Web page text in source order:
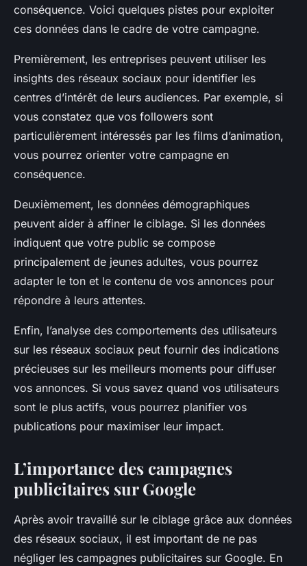
conséquence. Voici quelques pistes pour exploiter
ces données dans le cadre de votre campagne.
Premièrement, les entreprises peuvent utiliser les
insights des réseaux sociaux pour identifier les
centres d’intérêt de leurs audiences. Par exemple, si
vous constatez que vos followers sont
particulièrement intéressés par les films d’animation,
vous pourrez orienter votre campagne en
conséquence.
Deuxièmement, les données démographiques
peuvent aider à affiner le ciblage. Si les données
indiquent que votre public se compose
principalement de jeunes adultes, vous pourrez
adapter le ton et le contenu de vos annonces pour
répondre à leurs attentes.
Enfin, l’analyse des comportements des utilisateurs
sur les réseaux sociaux peut fournir des indications
précieuses sur les meilleurs moments pour diffuser
vos annonces. Si vous savez quand vos utilisateurs
sont le plus actifs, vous pourrez planifier vos
publications pour maximiser leur impact.
L’importance des campagnes
publicitaires sur Google
Après avoir travaillé sur le ciblage grâce aux données
des réseaux sociaux, il est important de ne pas
négliger les campagnes publicitaires sur Google. En